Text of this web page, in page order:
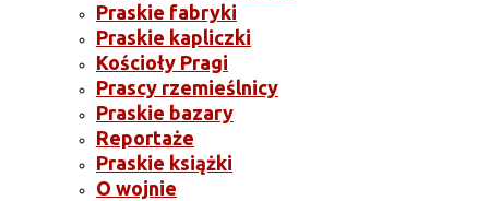
Praskie fabryki
Praskie kapliczki
Kościoły Pragi
Prascy rzemieślnicy
Praskie bazary
Reportaże
Praskie książki
O wojnie